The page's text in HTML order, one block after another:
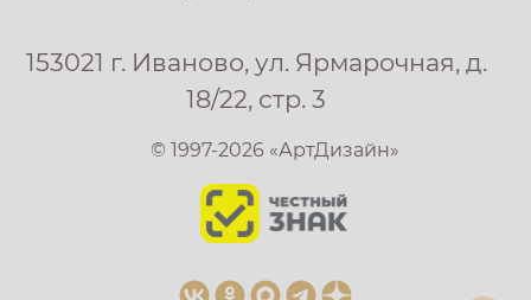
153021 г. Иваново, ул. Ярмарочная, д.
18/22, стр. 3
© 1997-2026 «АртДизайн»